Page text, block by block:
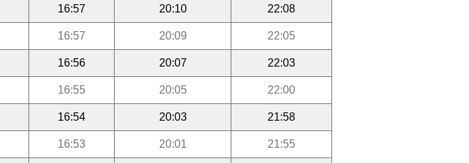
16:57 20:10 22:08
16:57 20:09 22:05
16:56 20:07 22:03
16:55 20:05 22:00
16:54 20:03 21:58
16:53 20:01 21:55